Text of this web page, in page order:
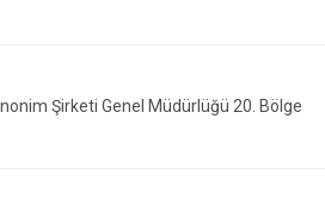
Şirketi Genel Müdürlüğü 20. Bölge